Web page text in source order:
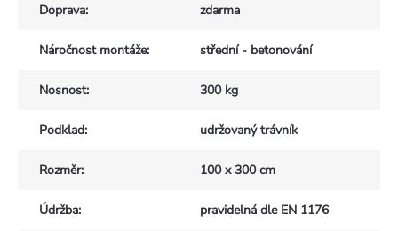
Doprava: zdarma
Náročnost montáže: střední - betonování
Nosnost: 300 kg
Podklad: udržovaný trávník
Rozměr: 100 x 300 cm
Údržba: pravidelná dle EN 1176